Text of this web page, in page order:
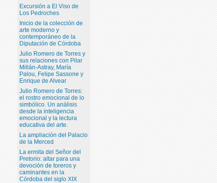
Excursión a El Viso de
Los Pedroches
Inicio de la colección de
arte moderno y
contemporáneo de la
Diputación de Córdoba
Julio Romero de Torres y
sus relaciones con Pilar
Millán-Astray, María
Palou, Felipe Sassone y
Enrique de Alvear
Julio Romero de Torres:
el rostro emocional de lo
simbólico. Un análisis
desde la inteligencia
emocional y la lectura
educativa del arte.
La ampliación del Palacio
de la Merced
La ermita del Señor del
Pretorio: altar para una
devoción de toreros y
caminantes en la
Córdoba del siglo XIX